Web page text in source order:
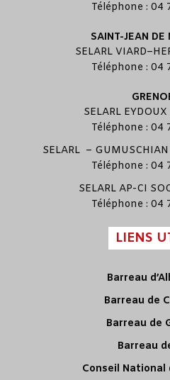
Téléphone : 04
SAINT-JEAN DE
SELARL VIARD–
Téléphone : 04
SELARL EYDOUX
Téléphone : 04
SELARL – GUMUSCHIAN
Téléphone : 04
SELARL AP-CI
Téléphone : 04
LIENS
Barreau
Barreau de
Barreau de
Barreau
Conseil National